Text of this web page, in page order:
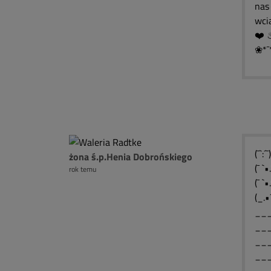
żona ś.p.Henia Dobrońskiego
rok temu
(¯
(¯